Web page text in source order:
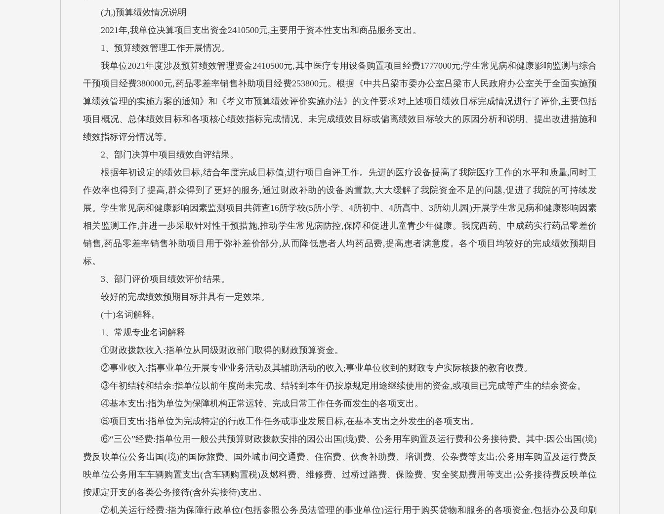
(九)预算绩效情况说明
2021年,我单位决算项目支出资金2410500元,主要用于资本性支出和商品服务支出。
1、预算绩效管理工作开展情况。
我单位2021年度涉及预算绩效管理资金2410500元,其中医疗专用设备购置项目经费1777000元;学生常见病和健康影响监测与综合
干预项目经费380000元,药品零差率销售补助项目经费253800元。根据《中共吕梁市委办公室吕梁市人民政府办公室关于全面实施预
算绩效管理的实施方案的通知》和《孝义市预算绩效评价实施办法》的文件要求对上述项目绩效目标完成情况进行了评价,主要包括
项目概况、总体绩效目标和各项核心绩效指标完成情况、未完成绩效目标或偏离绩效目标较大的原因分析和说明、提出改进措施和
绩效指标评分情况等。
2、部门决算中项目绩效自评结果。
根据年初设定的绩效目标,结合年度完成目标值,进行项目自评工作。先进的医疗设备提高了我院医疗工作的水平和质量,同时工
作效率也得到了提高,群众得到了更好的服务,通过财政补助的设备购置款,大大缓解了我院资金不足的问题,促进了我院的可持续发
展。学生常见病和健康影响因素监测项目共筛查16所学校(5所小学、4所初中、4所高中、3所幼儿园)开展学生常见病和健康影响因素
相关监测工作,并进一步采取针对性干预措施,推动学生常见病防控,保障和促进儿童青少年健康。我院西药、中成药实行药品零差价
销售,药品零差率销售补助项目用于弥补差价部分,从而降低患者人均药品费,提高患者满意度。各个项目均较好的完成绩效预期目
标。
3、部门评价项目绩效评价结果。
较好的完成绩效预期目标并具有一定效果。
(十)名词解释。
1、常规专业名词解释
①财政拨款收入:指单位从同级财政部门取得的财政预算资金。
②事业收入:指事业单位开展专业业务活动及其辅助活动的收入;事业单位收到的财政专户实际核拨的教育收费。
③年初结转和结余:指单位以前年度尚未完成、结转到本年仍按原规定用途继续使用的资金,或项目已完成等产生的结余资金。
④基本支出:指为单位为保障机构正常运转、完成日常工作任务而发生的各项支出。
⑤项目支出:指单位为完成特定的行政工作任务或事业发展目标,在基本支出之外发生的各项支出。
⑥“三公”经费:指单位用一般公共预算财政拨款安排的因公出国(境)费、公务用车购置及运行费和公务接待费。其中:因公出国(境)
费反映单位公务出国(境)的国际旅费、国外城市间交通费、住宿费、伙食补助费、培训费、公杂费等支出;公务用车购置及运行费反
映单位公务用车车辆购置支出(含车辆购置税)及燃料费、维修费、过桥过路费、保险费、安全奖励费用等支出;公务接待费反映单位
按规定开支的各类公务接待(含外宾接待)支出。
⑦机关运行经费:指为保障行政单位(包括参照公务员法管理的事业单位)运行用于购买货物和服务的各项资金,包括办公及印刷